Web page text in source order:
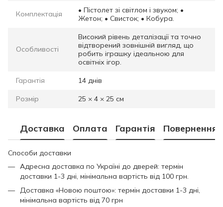
Комплектація
• Пістолет зі світлом і звуком; •
Жетон; • Свисток; • Кобура.
Особливості
Високий рівень деталізації та точно
відтворений зовнішній вигляд, що
робить іграшку ідеальною для
освітніх ігор.
Гарантія 14 днів
Розмір 25 × 4 × 25 см
Доставка Оплата Гарантія Повернення
Способи доставки
Адресна доставка по Україні до дверей: термін
доставки 1-3 дні, мінімальна вартість від 100 грн.
Доставка «Новою поштою»: термін доставки 1-3 дні,
мінімальна вартість від 70 грн